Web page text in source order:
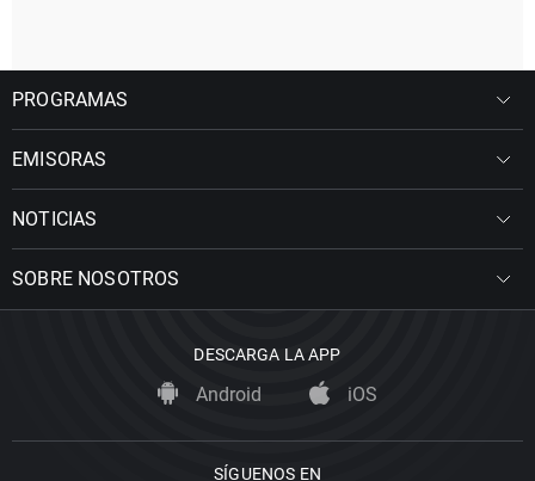
PROGRAMAS
EMISORAS
NOTICIAS
SOBRE NOSOTROS
DESCARGA LA APP
Android iOS
SÍGUENOS EN